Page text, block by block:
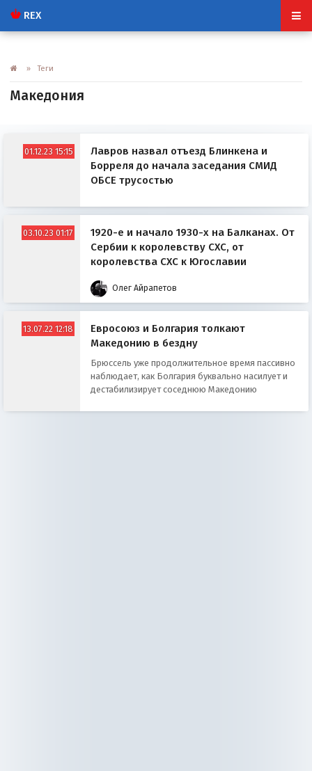
REX
» Теги
Македония
01.12.23 15:15
Лавров назвал отъезд Блинкена и
Борреля до начала заседания СМИД
ОБСЕ трусостью
03.10.23 01:17
1920-е и начало 1930-х на Балканах. От
Сербии к королевству СХС, от
королевства СХС к Югославии
Олег Айрапетов
13.07.22 12:18
Евросоюз и Болгария толкают
Македонию в бездну
Брюссель уже продолжительное время пассивно
наблюдает, как Болгария буквально насилует и
дестабилизирует соседнюю Македонию